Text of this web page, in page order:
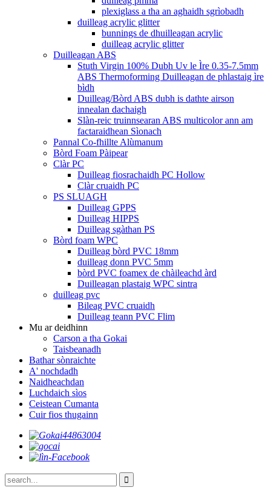
plexiglass a tha an aghaidh sgrìobadh
duilleag acrylic glitter
bunnings de dhuilleagan acrylic
duilleag acrylic glitter
Duilleagan ABS
Stuth Virgin 100% Dubh Uv le Ìre 0.35-7.5mm
ABS Thermoforming Duilleagan de phlastaig ìre
bìdh
Duilleag/Bòrd ABS dubh is dathte airson
innealan dachaigh
Slàn-reic truinnsearan ABS multicolor ann am
factaraidhean Sìonach
Pannal Co-fhillte Alùmanum
Bòrd Foam Pàipear
Clàr PC
Duilleag fiosrachaidh PC Hollow
Clàr cruaidh PC
PS SLUAGH
Duilleag GPPS
Duilleag HIPPS
Duilleag sgàthan PS
Bòrd foam WPC
Duilleag bòrd PVC 18mm
duilleag donn PVC 5mm
bòrd PVC foamex de chàileachd àrd
Duilleagan plastaig WPC sintra
duilleag pvc
Bileag PVC cruaidh
Duilleag teann PVC Flim
Mu ar deidhinn
Carson a tha Gokai
Taisbeanadh
Bathar sònraichte
A' nochdadh
Naidheachdan
Luchdaich sìos
Ceistean Cumanta
Cuir fios thugainn